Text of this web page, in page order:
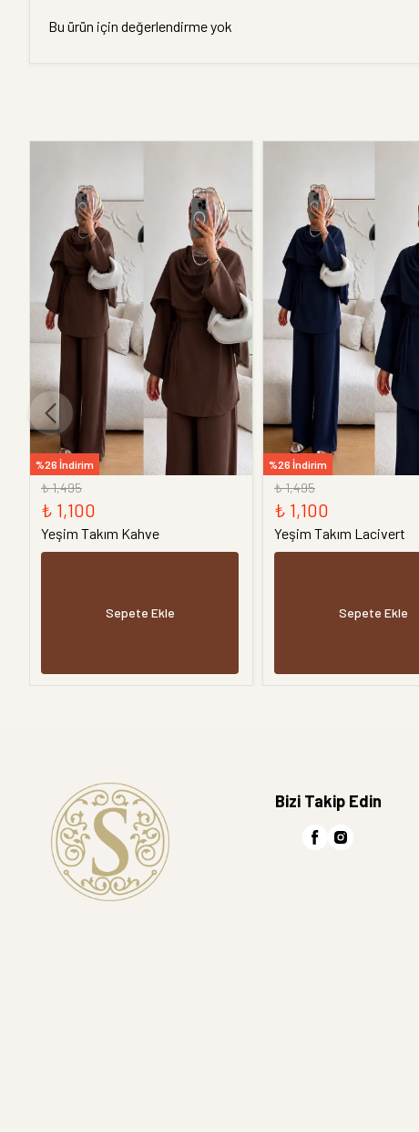
Bu ürün için değerlendirme yok
%26 İndirim
₺ 1,495
₺ 1,100
Yeşim Takım Kahve
Sepete Ekle
%26 İndirim
₺ 1,495
₺ 1,100
Yeşim Takım Lacivert
Sepete Ekle
Bizi Takip Edin